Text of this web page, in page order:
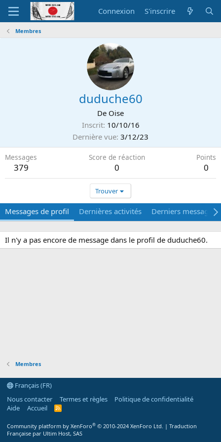
Connexion S'inscrire
Membres
duduche60
De Oise
Inscrit 10/10/16
Dernière vue 3/12/23
Messages
379
Score de réaction
0
Points
0
Trouver
Messages de profil Dernières activités Derniers messages
Il n'y a pas encore de message dans le profil de duduche60.
Membres
Français (FR)
Nous contacter
Termes et règles
Politique de confidentialité
Aide
Accueil
R
Community platform by XenForo® © 2010-2024 XenForo Ltd. | Traduction
Française par Ultim Host, SAS